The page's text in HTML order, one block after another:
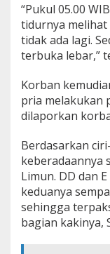
“Pukul 05.00
tidurnya melihat
tidak ada lagi.
terbuka lebar,”
Korban
pria melakukan
dilaporkan
Berdasarkan
keberadaannya
Limun. DD dan
keduanya
sehingga
bagian kakinya,